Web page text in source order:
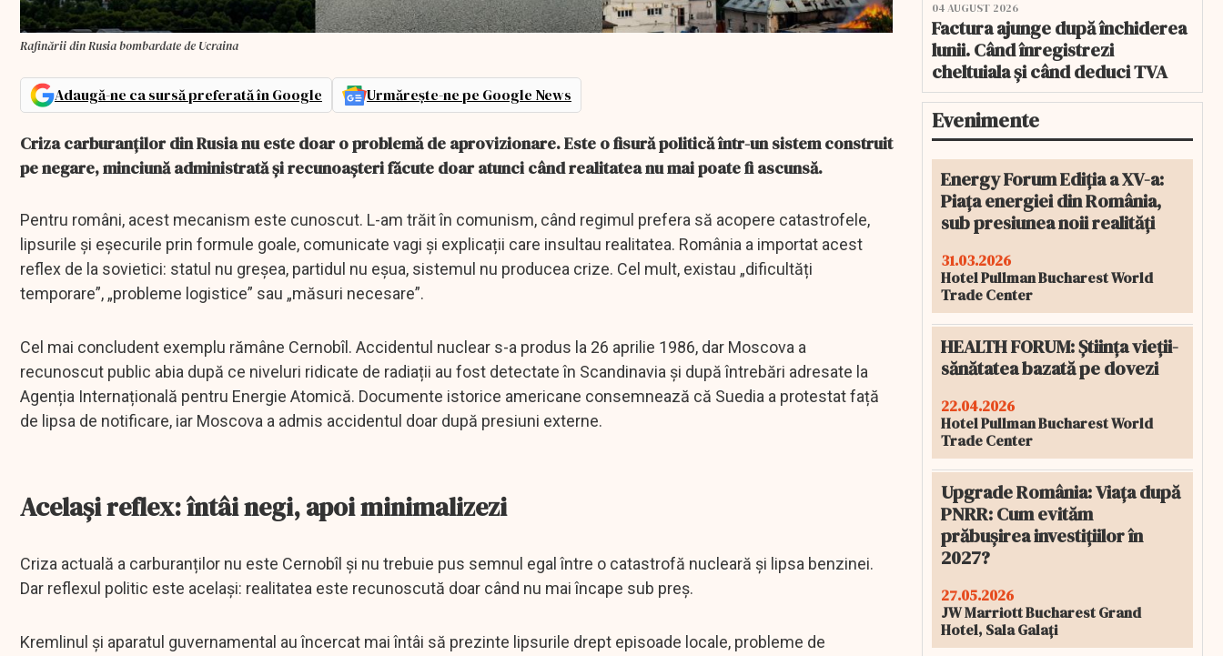
Rafinării din Rusia bombardate de Ucraina
Adaugă-ne ca sursă preferată în Google Urmărește-ne pe Google News
Criza carburanților din Rusia nu este doar o problemă de aprovizionare. Este o fisură politică într-un sistem construit
pe negare, minciună administrată și recunoașteri făcute doar atunci când realitatea nu mai poate fi ascunsă.
Pentru români, acest mecanism este cunoscut. L-am trăit în comunism, când regimul prefera să acopere catastrofele,
lipsurile și eșecurile prin formule goale, comunicate vagi și explicații care insultau realitatea. România a importat acest
reflex de la sovietici: statul nu greșea, partidul nu eșua, sistemul nu producea crize. Cel mult, existau „dificultăți
temporare”, „probleme logistice” sau „măsuri necesare”.
Cel mai concludent exemplu rămâne Cernobîl. Accidentul nuclear s-a produs la 26 aprilie 1986, dar Moscova a
recunoscut public abia după ce niveluri ridicate de radiații au fost detectate în Scandinavia și după întrebări adresate la
Agenția Internațională pentru Energie Atomică. Documente istorice americane consemnează că Suedia a protestat față
de lipsa de notificare, iar Moscova a admis accidentul doar după presiuni externe.
Același reflex: întâi negi, apoi minimalizezi
Criza actuală a carburanților nu este Cernobîl și nu trebuie pus semnul egal între o catastrofă nucleară și lipsa benzinei.
Dar reflexul politic este același: realitatea este recunoscută doar când nu mai încape sub preș.
Kremlinul și aparatul guvernamental au încercat mai întâi să prezinte lipsurile drept episoade locale, probleme de
04 AUGUST 2026
Factura ajunge după închiderea
lunii. Când înregistrezi
cheltuiala și când deduci TVA
Evenimente
Energy Forum Ediția a XV-a:
Piața energiei din România,
sub presiunea noii realități
31.03.2026
Hotel Pullman Bucharest World
Trade Center
HEALTH FORUM: Știința vieții-
sănătatea bazată pe dovezi
22.04.2026
Hotel Pullman Bucharest World
Trade Center
Upgrade România: Viața după
PNRR: Cum evităm
prăbușirea investițiilor în
2027?
27.05.2026
JW Marriott Bucharest Grand
Hotel, Sala Galați